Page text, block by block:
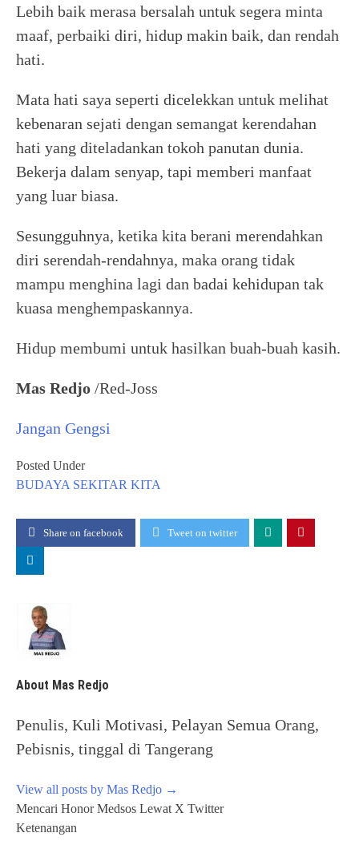
Lebih baik merasa bersalah untuk segera minta
maaf, perbaiki diri, hidup makin baik, dan rendah
hati.
Mata hati saya seperti dicelekkan untuk melihat
kebenaran sejati dengan semangat kerendahan
hati yang diteladankan tokoh panutan dunia.
Bekerja dalam senyap, tapi memberi manfaat
yang luar biasa.
Sesungguhnya, ketika kita berani merendahkan
diri serendah-rendahnya, maka orang tidak
mampu menghina lagi dan badai kehidupan tak
kuasa menghempaskannya.
Hidup membumi untuk hasilkan buah-buah kasih.
Mas Redjo /Red-Joss
Jangan Gengsi
Posted Under
BUDAYA SEKITAR KITA
Share on facebook Tweet on twitter
About Mas Redjo
Penulis, Kuli Motivasi, Pelayan Semua Orang,
Pebisnis, tinggal di Tangerang
View all posts by Mas Redjo →
Post
navigation
Mencari Honor Medsos Lewat X Twitter
Ketenangan